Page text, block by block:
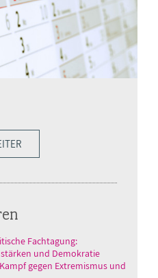
Fachtagung:
und Demokratie
gegen Extremismus und